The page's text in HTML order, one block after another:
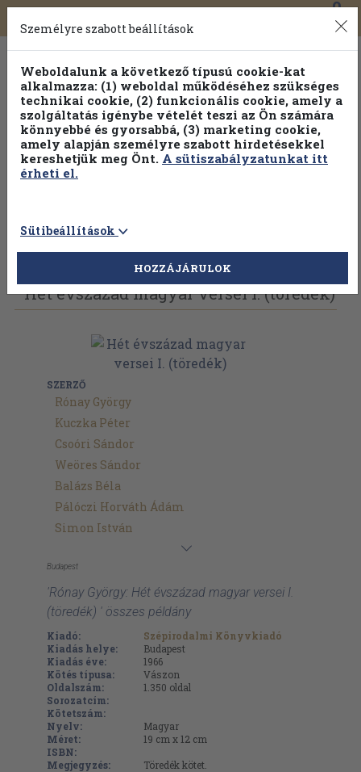
Toggle
navigation
0
Vissza az előző oldalra Válasszon példányt
Hét évszázad magyar versei I. (töredék)
SZERZŐ
Rónay György
Kuczka Péter
Csoóri Sándor
Weöres Sándor
Balázs Béla
Pálóczi Horváth Ádám
Simon István
Budapest
'Rónay György: Hét évszázad magyar versei I.
(töredék) ' összes példány
Kiadó:
Szépirodalmi Könyvkiadó
Kiadás helye:
Budapest
Kiadás éve:
1966
Kötés típusa:
Vászon
Oldalszám:
1.350 oldal
Sorozatcím:
Kötetszám:
Nyelv:
Magyar
Méret:
19 cm x 12 cm
ISBN:
Megjegyzés:
Töredék kötet.
Személyre szabott beállítások
Weboldalunk a következő típusú cookie-kat
alkalmazza: (1) weboldal működéséhez szükséges
technikai cookie, (2) funkcionális cookie, amely a
szolgáltatás igénybe vételét teszi az Ön számára
könnyebbé és gyorsabbá, (3) marketing cookie,
amely alapján személyre szabott hirdetésekkel
kereshetjük meg Önt. A sütiszabályzatunkat itt
érheti el.
Sütibeállítások
HOZZÁJÁRULOK